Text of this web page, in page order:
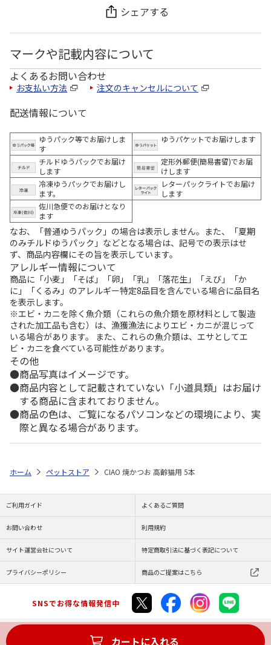
シェアする
マークや記載内容について
よくあるお問い合わせ
お支払い方法 注文のキャンセルについて
配送情報について
ゆうパック等でお届けしま
す
ゆうパケットでお届けします
チルドゆうパックでお届け
します
定形外郵便(簡易書留)でお届
けします
冷凍ゆうパックでお届けし
ます。
レターパックライトでお届け
します
佐川急便でのお届けとなり
ます
なお、「普通ゆうパック」の場合は表示しません。また、「夏期
のみチルドゆうパック」などとなる場合は、記号での表示はせ
ず、商品内容欄にその旨を表示しています。
アレルギー情報について
商品に「小麦」「そば」「卵」「乳」「落花生」「えび」「か
に」「くるみ」のアレルギー特定8品目を含んでいる場合に品目名
を表示します。
※エビ・カニを除く魚介類（これらの魚介類を原材料として製造
された加工品も含む）は、漁獲漁法によりエビ・カニが混じって
いる場合があります。 また、これらの魚介類は、エサとしてエ
ビ・カニを食べている可能性があります。
その他
商品写真はイメージです。
商品内容として記載されていない「小道具類」はお届け
する商品に含まれておりません。
商品の色は、ご覧になるパソコンなどの環境により、実
際と異なる場合があります。
カートに入れる
ホーム ペットストア CIAO 焼かつお 高齢猫用 5本
ご利用ガイド よくあるご質問
お問い合わせ 利用規約
サイト運営会社について 特定商取引法に基づく表記について
プライバシーポリシー 商品のご提案はこちら
SNSでお得な情報発信中